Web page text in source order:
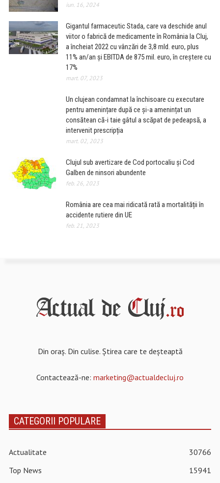
iun. 16, 2024
Gigantul farmaceutic Stada, care va deschide anul
viitor o fabrică de medicamente în România la Cluj,
a încheiat 2022 cu vânzări de 3,8 mld. euro, plus
11% an/an şi EBITDA de 875 mil. euro, în creştere cu
17%
mart. 07, 2023
Un clujean condamnat la închisoare cu executare
pentru amenințare după ce și-a amenințat un
consătean că-i taie gâtul a scăpat de pedeapsă, a
intervenit prescripția
mart. 02, 2023
Clujul sub avertizare de Cod portocaliu și Cod
Galben de ninsori abundente
feb. 26, 2023
România are cea mai ridicată rată a mortalității în
accidente rutiere din UE
feb. 21, 2023
Din oraș. Din culise. Știrea care te deșteaptă
Contactează-ne: marketing@actualdecluj.ro
CATEGORII POPULARE
Actualitate
30766
Top News
15941